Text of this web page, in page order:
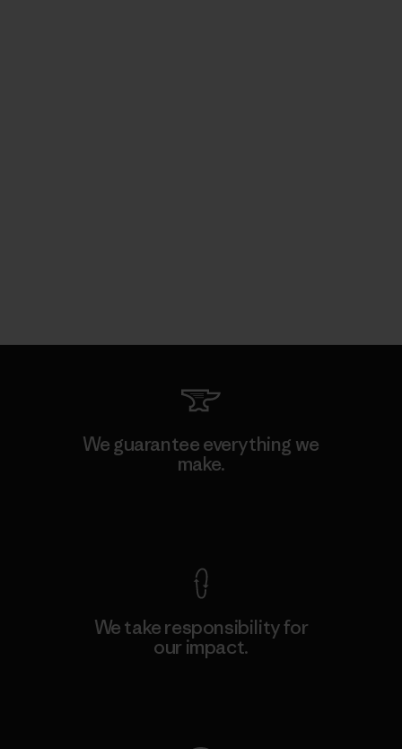
We guarantee everything we
make.
We take responsibility for
our impact.